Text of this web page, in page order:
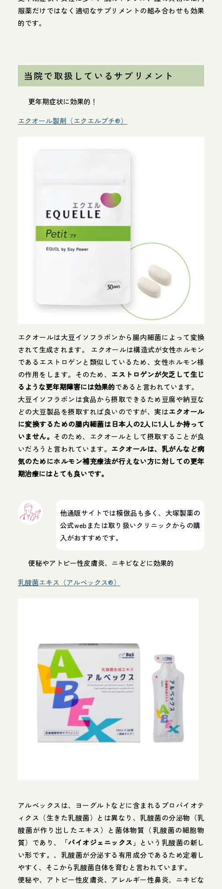
服薬だけではなく適切なサプリメントの組み合わせも効果
的です。
当院で取扱しているサプリメント
更年期症状に効果的！
エクオール製剤（エクエルプチ®️）
エクオールは大豆イソフラボンから腸内細菌によって変換
されて生成されます。 エクオールは構造式が女性ホルモン
であるエストロゲンと類似しているため、女性ホルモン様
の作用をします。そのため、 エストロゲンが欠乏して生じ
るような更年期障害には効果的であると言われています。
大豆イソフラボンは食品から摂取できるため豆腐や納豆な
どの大豆製品を摂取すれば良いのですが、実はエクオール
に変換するための腸内細菌は日本人の2人に1人しか持って
いません。 そのため、エクオールとして摂取することが良
いだろうと言われています。 エクオールは、乳がんなど病
気のためにホルモン補充療法が行えない方に対しての更年
期治療にはとても良いです。
他通販サイトでは模倣品も多く、大塚製薬の
公式webまたは取り扱いクリニックからの購
入がおすすめです。
便秘やアトピー性皮膚炎、ニキビなどに効果的
乳酸菌エキス（アルベックス®️）
アルベックスは、ヨーグルトなどに含まれるプロバイオテ
ィクス（生きた乳酸菌）とは異なり、乳酸菌の分泌物（乳
酸菌が作り出したエキス）と菌体物質（乳酸菌の細胞物
質）であり、「バイオジェニックス 」という乳酸菌の新し
い形です。、乳酸菌が分泌する有用成分であるため定着し
やすく、そこから乳酸菌自体を育むと言われています。
便秘や、アトピー性皮膚炎、アレルギー性鼻炎、ニキビな